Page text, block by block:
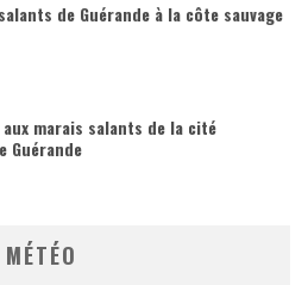
de Guérande à la côte sauvage
marais salants de la cité
Guérande
MÉTÉO